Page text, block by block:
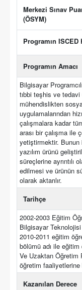
Merkezi Sınav
(ÖSYM)
Programın ISCED
Programın Amacı
Bilgisayar
tıbbi teşhis ve tedavi
mühendislikten
uygulamalarından
çalışmalara kadar
arası bir çalışma ile
yetiştirmektir. Bunun
yazılım ürünü
süreçlerine ayrıntılı
edilmesi ve ürünün
olarak aktarılır.
Tarihçe
2002-2003 Eğitim
Bilgisayar
2010-2011 eğitim
bölümü adı ile
Ve Uzaktan Öğretim
öğretim faaliyetlerine
Kazanılan Derece